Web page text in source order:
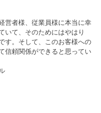
営者様、従業員様に本当に幸
いて、そのためにはやはり
す。そして、このお客様への
信頼関係ができると思ってい